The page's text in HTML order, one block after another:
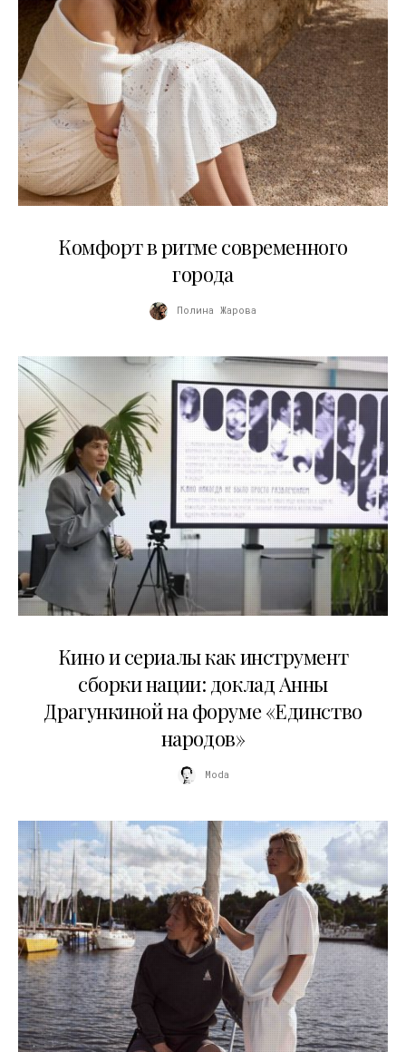
Комфорт в ритме современного
города
Полина Жарова
Кино и сериалы как инструмент
сборки нации: доклад Анны
Драгункиной на форуме «Единство
народов»
Moda